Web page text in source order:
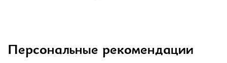
Персональные рекомендации